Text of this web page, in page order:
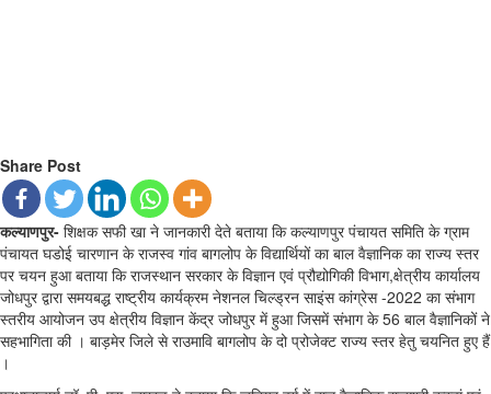
Share Post
कल्याणपुर- शिक्षक सफी खा ने जानकारी देते बताया कि कल्याणपुर पंचायत समिति के ग्राम
पंचायत घडोई चारणान के राजस्व गांव बागलोप के विद्यार्थियों का बाल वैज्ञानिक का राज्य स्तर
पर चयन हुआ बताया कि राजस्थान सरकार के विज्ञान एवं प्रौद्योगिकी विभाग,क्षेत्रीय कार्यालय
जोधपुर द्वारा समयबद्ध राष्ट्रीय कार्यक्रम नेशनल चिल्ड्रन साइंस कांग्रेस -2022 का संभाग
स्तरीय आयोजन उप क्षेत्रीय विज्ञान केंद्र जोधपुर में हुआ जिसमें संभाग के 56 बाल वैज्ञानिकों ने
सहभागिता की । बाड़मेर जिले से राउमावि बागलोप के दो प्रोजेक्ट राज्य स्तर हेतु चयनित हुए हैं
।